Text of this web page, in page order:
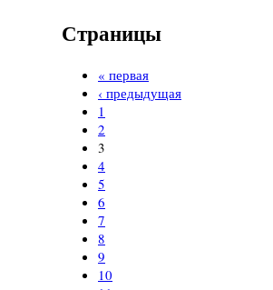
Страницы
« первая
‹ предыдущая
1
2
3
4
5
6
7
8
9
10